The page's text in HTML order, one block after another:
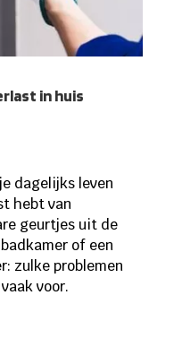
in huis
dagelijks leven
hebt van
geurtjes uit de
of een
zulke problemen
voor.